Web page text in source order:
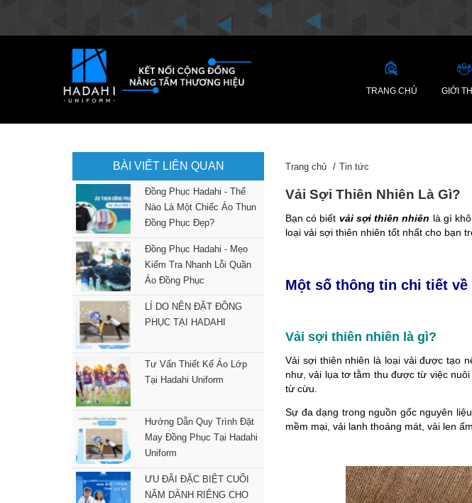
TRANG CHỦ GIỚI
BÀI VIẾT LIÊN QUAN
Đồng Phục Hadahi - Thế
Nào Là Một Chiếc Áo Thun
Đồng Phục Đẹp?
Đồng Phục Hadahi - Mẹo
Kiểm Tra Nhanh Lỗi Quần
Áo Đồng Phục
LÍ DO NÊN ĐẶT ĐỒNG
PHỤC TẠI HADAHI
Tư Vấn Thiết Kế Áo Lớp
Tại Hadahi Uniform
Hướng Dẫn Quy Trình Đặt
May Đồng Phục Tại Hadahi
Uniform
ƯU ĐÃI ĐẶC BIỆT CUỐI
NĂM DÀNH RIÊNG CHO
Trang chủ Tin tức
Vải Sợi Thiên Nhiên Là Gì?
Bạn có biết vải sợi thiên nhiên là gì
loại vải sợi thiên nhiên tốt nhất cho bạn
Một số thông tin chi tiết
Vải sợi thiên nhiên là gì?
Vải sợi thiên nhiên là loại vải được tạo
như, vải lụa tơ tằm thu được từ việc
từ cừu.
Sự đa dạng trong nguồn gốc nguyên
mềm mại, vải lanh thoáng mát, vải len